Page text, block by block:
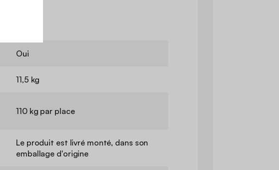
Oui
11,5 kg
110 kg par place
Le produit est livré monté, dans son
emballage d'origine